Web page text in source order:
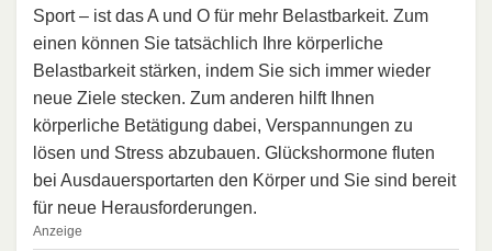
Sport – ist das A und O für mehr Belastbarkeit. Zum
einen können Sie tatsächlich Ihre körperliche
Belastbarkeit stärken, indem Sie sich immer wieder
neue Ziele stecken. Zum anderen hilft Ihnen
körperliche Betätigung dabei, Verspannungen zu
lösen und Stress abzubauen. Glückshormone fluten
bei Ausdauersportarten den Körper und Sie sind bereit
für neue Herausforderungen.
Anzeige